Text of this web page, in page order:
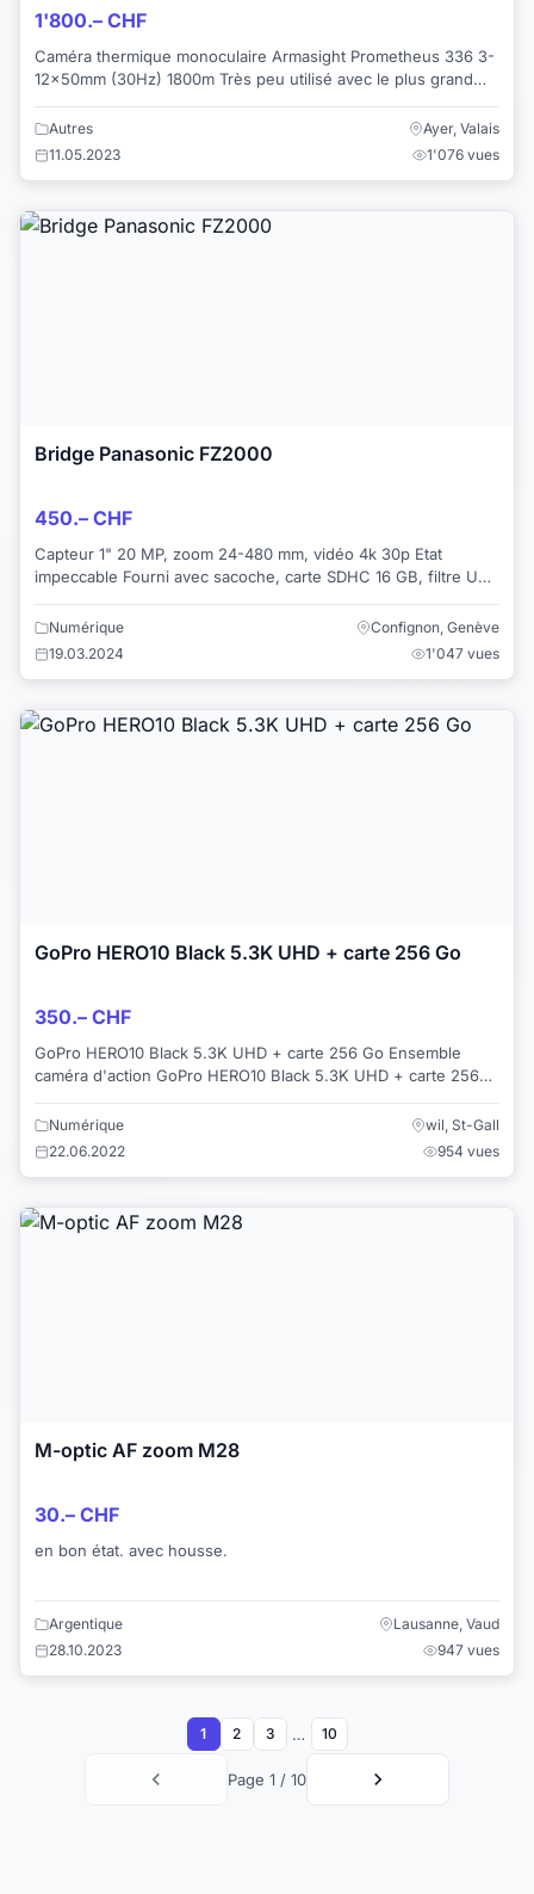
1'800.– CHF
Caméra thermique monoculaire Armasight Prometheus 336 3-
12x50mm (30Hz) 1800m Très peu utilisé avec le plus grand
Autres
Ayer, Valais
11.05.2023
1'076 vues
Bridge Panasonic FZ2000
450.– CHF
Capteur 1" 20 MP, zoom 24-480 mm, vidéo 4k 30p Etat
impeccable Fourni avec sacoche, carte SDHC 16 GB, filtre UV,
pare-soleil, courroie, chargeur e...
Numérique
Confignon, Genève
19.03.2024
1'047 vues
GoPro HERO10 Black 5.3K UHD + carte 256 Go
350.– CHF
GoPro HERO10 Black 5.3K UHD + carte 256 Go Ensemble
caméra d'action GoPro HERO10 Black 5.3K UHD + carte 256
Numérique
wil, St-Gall
22.06.2022
954 vues
M-optic AF zoom M28
30.– CHF
en bon état. avec housse.
Argentique
Lausanne, Vaud
28.10.2023
947 vues
Page 1 / 10
1 2 3 … 10